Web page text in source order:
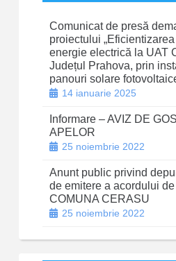
Comunicat de presă
proiectului
energie electrică la UAT
Județul Prahova, prin
panouri solare
14 ianuarie 2025
Informare – AVIZ DE
APELOR
25 noiembrie 2022
Anunt public privind
de emitere a acordului
COMUNA CERASU
25 noiembrie 2022